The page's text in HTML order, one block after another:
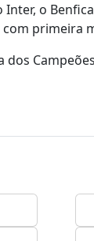
Inter, o
primeira
dos